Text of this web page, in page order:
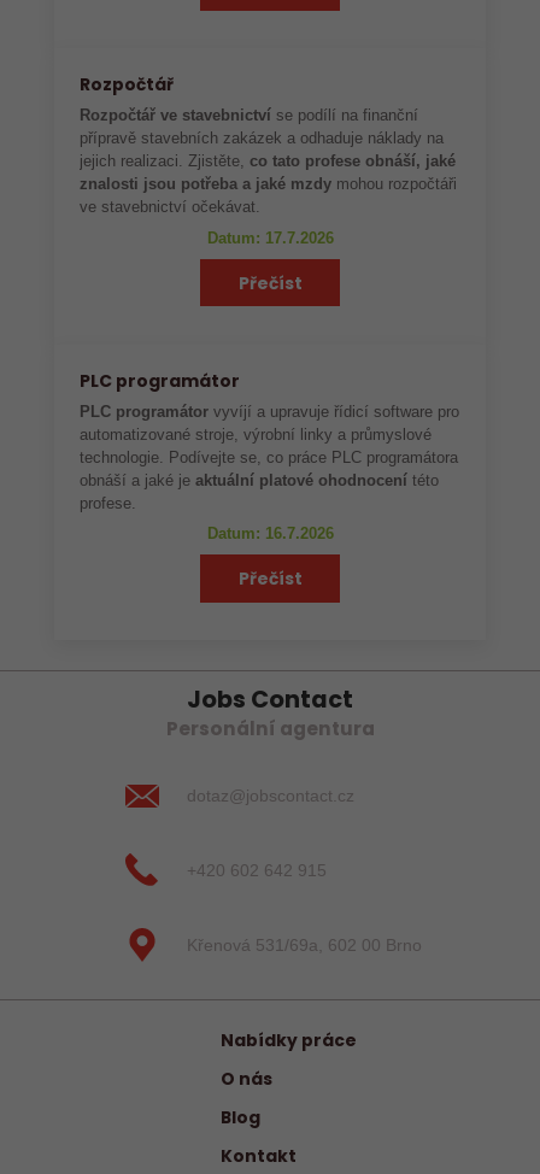
Rozpočtář
Rozpočtář ve stavebnictví se podílí na finanční
přípravě stavebních zakázek a odhaduje náklady na
jejich realizaci. Zjistěte,co tato profese obnáší, jaké
znalosti jsou potřeba a jaké mzdy mohou rozpočtáři
ve stavebnictví očekávat.
Datum: 17.7.2026
Přečíst
PLC programátor
PLC programátor vyvíjí a upravuje řídicí software pro
automatizované stroje, výrobní linky a průmyslové
technologie. Podívejte se, co práce PLC programátora
obnáší a jaké je aktuální platové ohodnocení této
profese.
Datum: 16.7.2026
Přečíst
Jobs Contact
Personální agentura
dotaz@jobscontact.cz
+420 602 642 915
Křenová 531/69a, 602 00 Brno
Nabídky práce
O nás
Blog
Kontakt